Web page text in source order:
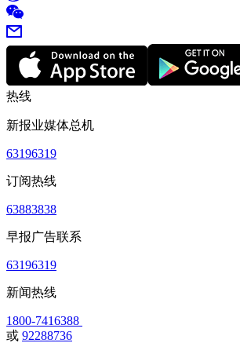
热线
新报业媒体总机
63196319
订阅热线
63883838
早报广告联系
63196319
新闻热线
1800-7416388
或 92288736